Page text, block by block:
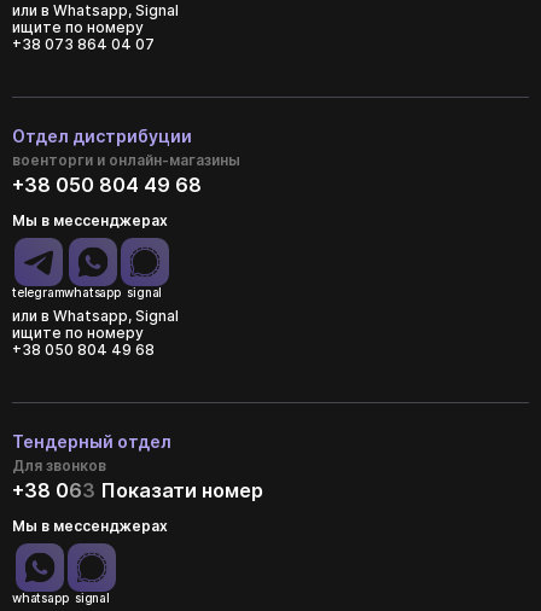
или в Whatsapp, Signal
ищите по номеру
+38 073 864 04 07
Отдел дистрибуции
военторги и онлайн-магазины
+38 050 804 49 68
Мы в мессенджерах
telegramwhatsapp signal
или в Whatsapp, Signal
ищите по номеру
+38 050 804 49 68
Тендерный отдел
Для звонков
+38 063 Показати номер
Мы в мессенджерах
whatsapp signal